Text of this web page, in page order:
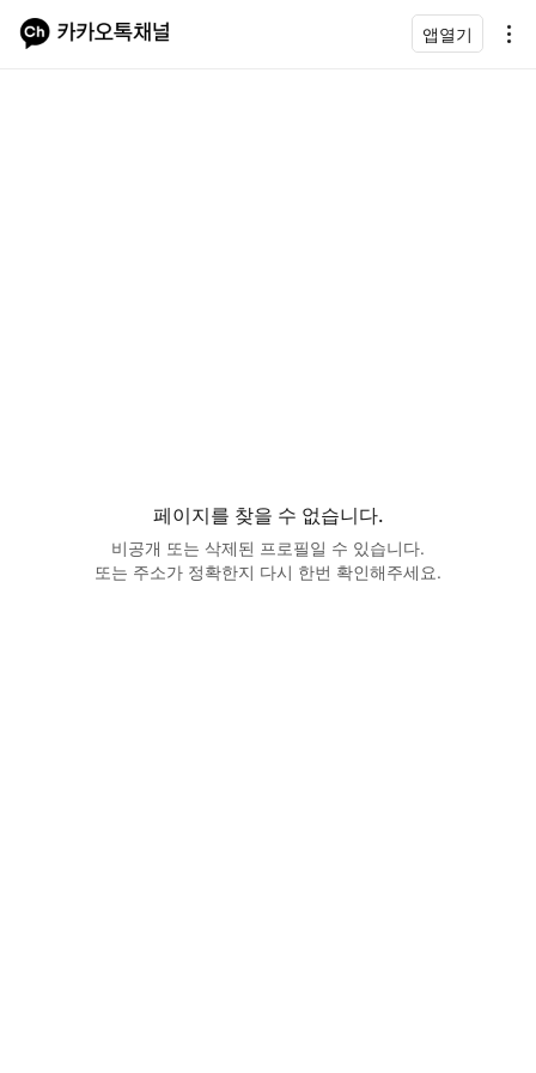
앱열기
페이지를 찾을 수 없습니다.
비공개 또는 삭제된 프로필일 수 있습니다.
또는 주소가 정확한지 다시 한번 확인해주세요.